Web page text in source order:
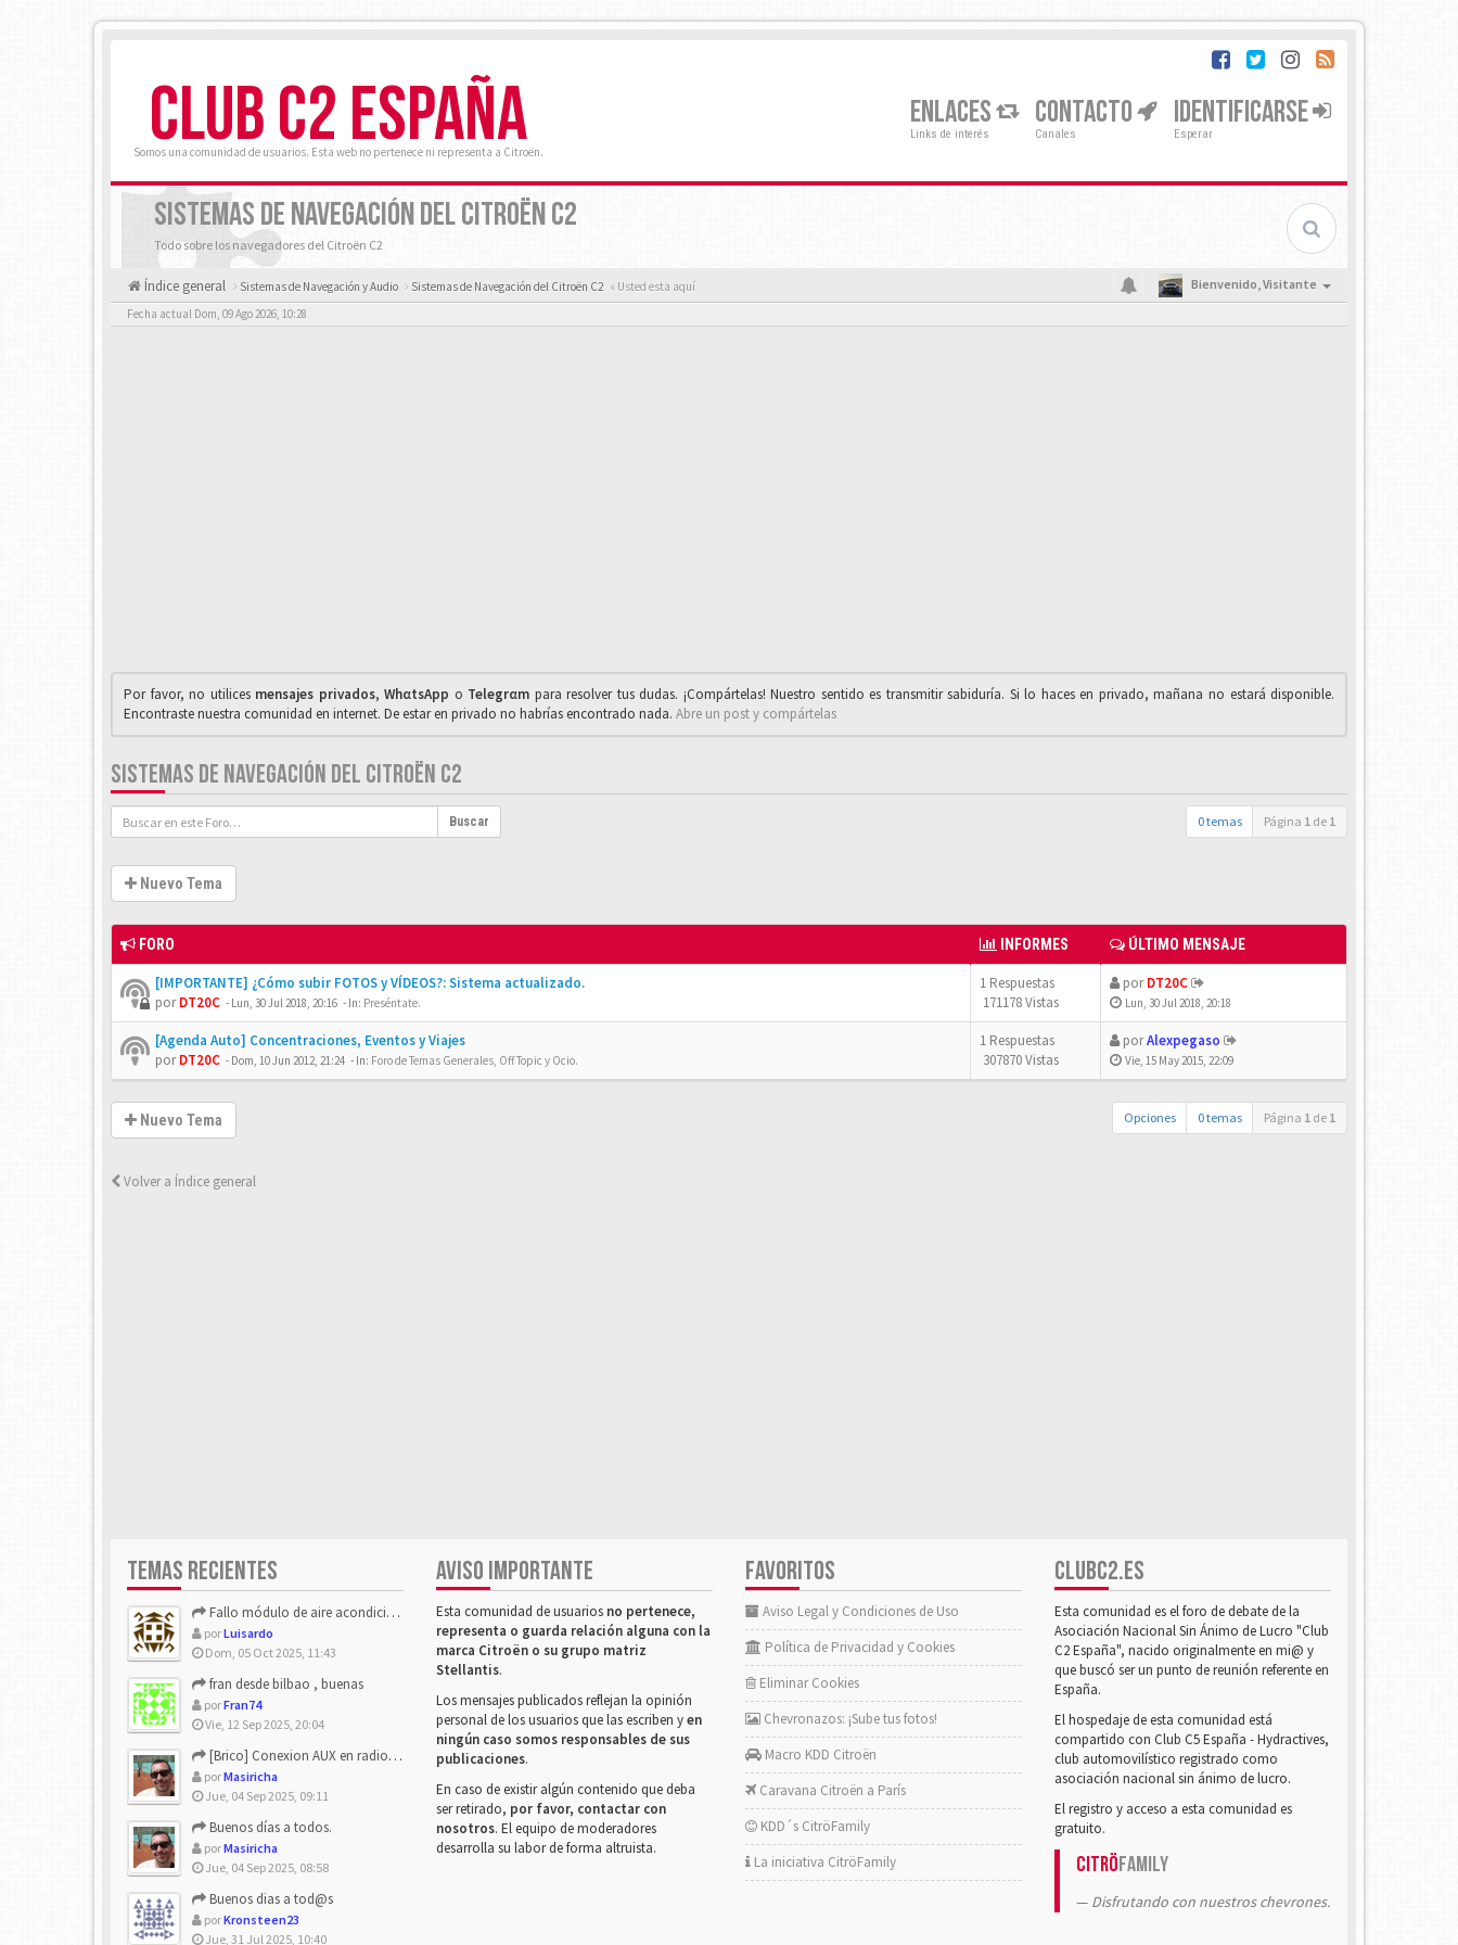
CLUB C2 ESPAÑA
Somos una comunidad de usuarios. Esta web no pertenece ni representa a Citroën.
ENLACES
Links de interés
CONTACTO
Canales
IDENTIFICARSE
Esperar
SISTEMAS DE NAVEGACIÓN DEL CITROËN C2
Todo sobre los navegadores del Citroën C2
Índice general Sistemas de Navegación y Audio Sistemas de Navegación del Citroën C2 « Usted esta aquí Bienvenido,Visitante
Fecha actual Dom, 09 Ago 2026, 10:28
Por favor, no utilices mensajes privados,WhαtsApp o Telegrαm para resolver tus dudas. ¡Compártelas! Nuestro sentido es transmitir sabiduría. Si lo haces en privado, mañana no estará disponible.
Encontraste nuestra comunidad en internet. De estar en privado no habrías encontrado nada. Abre un post y compártelas
SISTEMAS DE NAVEGACIÓN DEL CITROËN C2
Buscar 0 temas Página 1 de 1
Nuevo Tema
FORO INFORMES ÚLTIMO MENSAJE
[IMPORTANTE] ¿Cómo subir FOTOS y VÍDEOS?: Sistema actualizado.
porDT20C - Lun, 30 Jul 2018, 20:16 - In: Preséntate.
1 Respuestas
171178 Vistas
porDT20C
Lun, 30 Jul 2018, 20:18
[Agenda Auto] Concentraciones, Eventos y Viajes
porDT20C - Dom, 10 Jun 2012, 21:24 - In: Foro de Temas Generales, Off Topic y Ocio.
1 Respuestas
307870 Vistas
porAlexpegaso
Vie, 15 May 2015, 22:09
Nuevo Tema Opciones 0 temas Página 1 de 1
Volver a Índice general
TEMAS RECIENTES
Fallo módulo de aire acondicionado
porLuisardo
Dom, 05 Oct 2025, 11:43
fran desde bilbao , buenas
porFran74
Vie, 12 Sep 2025, 20:04
[Brico] Conexion AUX en radio de origen
porMasiricha
Jue, 04 Sep 2025, 09:11
Buenos días a todos.
porMasiricha
Jue, 04 Sep 2025, 08:58
Buenos dias a tod@s
porKronsteen23
Jue, 31 Jul 2025, 10:40
AVISO IMPORTANTE
Esta comunidad de usuarios no pertenece,
representa o guarda relación alguna con la
marca Citroën o su grupo matriz
Stellantis.
Los mensajes publicados reflejan la opinión
personal de los usuarios que las escriben yen
ningún caso somos responsables de sus
publicaciones.
En caso de existir algún contenido que deba
ser retirado, por favor, contactar con
nosotros. El equipo de moderadores
desarrolla su labor de forma altruista.
FAVORITOS
Aviso Legal y Condiciones de Uso
Política de Privacidad y Cookies
Eliminar Cookies
Chevronazos: ¡Sube tus fotos!
Macro KDD Citroën
Caravana Citroën a París
KDD´s CitröFamily
La iniciativa CitröFamily
CLUBC2.ES
Esta comunidad es el foro de debate de la
Asociación Nacional Sin Ánimo de Lucro "Club
C2 España", nacido originalmente en mi@ y
que buscó ser un punto de reunión referente en
España.
El hospedaje de esta comunidad está
compartido con Club C5 España - Hydractives,
club automovilístico registrado como
asociación nacional sin ánimo de lucro.
El registro y acceso a esta comunidad es
gratuito.
CitröFamily
Disfrutando con nuestros chevrones.